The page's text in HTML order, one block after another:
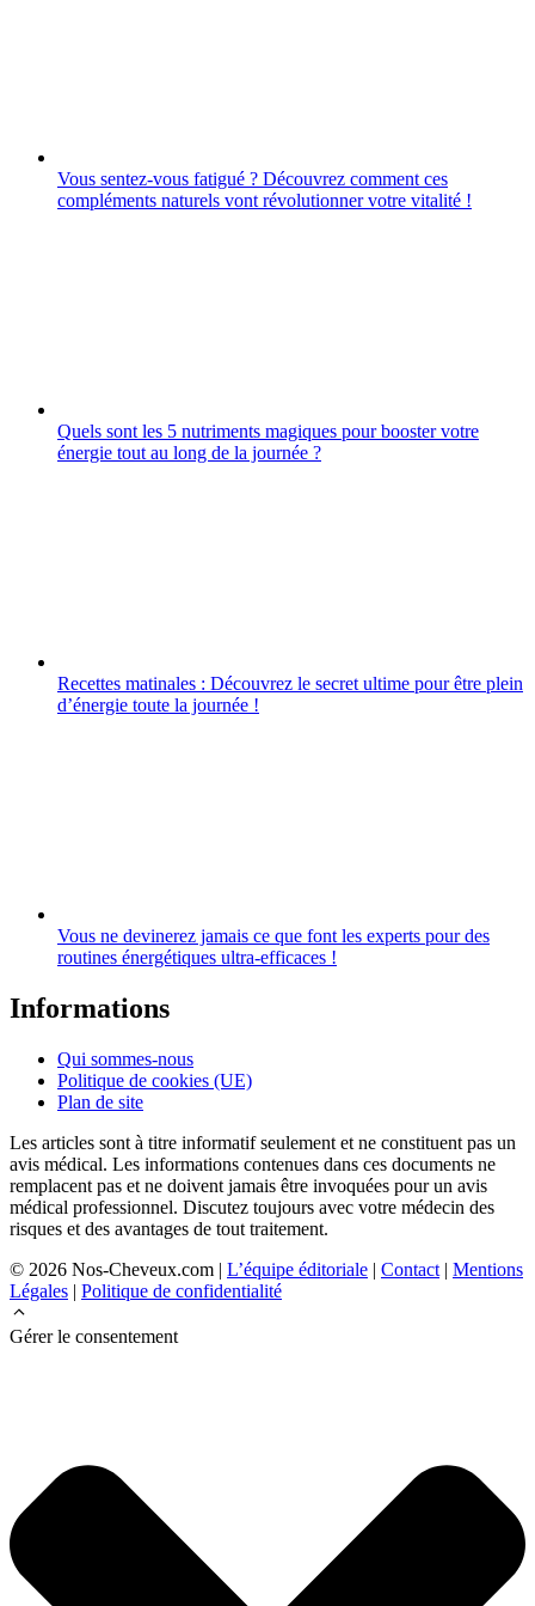
Vous sentez-vous fatigué ? Découvrez comment ces
compléments naturels vont révolutionner votre vitalité !
Quels sont les 5 nutriments magiques pour booster votre
énergie tout au long de la journée ?
Recettes matinales : Découvrez le secret ultime pour être plein
d’énergie toute la journée !
Vous ne devinerez jamais ce que font les experts pour des
routines énergétiques ultra-efficaces !
Informations
Qui sommes-nous
Politique de cookies (UE)
Plan de site
Les articles sont à titre informatif seulement et ne constituent pas un
avis médical. Les informations contenues dans ces documents ne
remplacent pas et ne doivent jamais être invoquées pour un avis
médical professionnel. Discutez toujours avec votre médecin des
risques et des avantages de tout traitement.
© 2026 Nos-Cheveux.com | L’équipe éditoriale | Contact | Mentions
Légales | Politique de confidentialité
Gérer le consentement